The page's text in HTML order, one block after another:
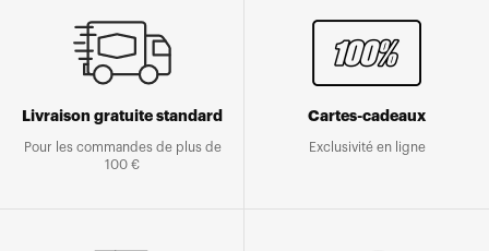
Livraison gratuite standard
Pour les commandes de plus de
100 €
Cartes-cadeaux
Exclusivité en ligne